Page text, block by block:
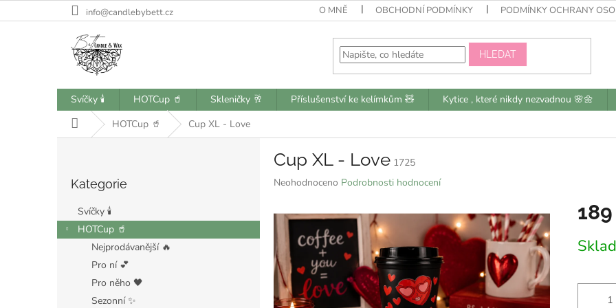
na
info@candlebybett.cz O MNĚ OBCHODNÍ PODMÍNKY PODMÍNKY OCHRANY
HLEDAT
Svíčky 🕯️ HOTCup 🥤 Skleničky 🥂 Příslušenství ke kelímkům 🧸 Kytice , které nikdy nezvadnou 🌸🌼
Domů HOTCup 🥤 Cup XL - Love
a
n
kategorie
Kategorie
Svíčky 🕯️
HOTCup 🥤
Nejprodávanější 🔥
Pro ní 💕
Pro něho 🖤
Sezonní ✨
Cup XL - Love 1725
Průměrné
0,0
5
hvězdiček.
Neohodnoceno Podrobnosti hodnocení
cena: